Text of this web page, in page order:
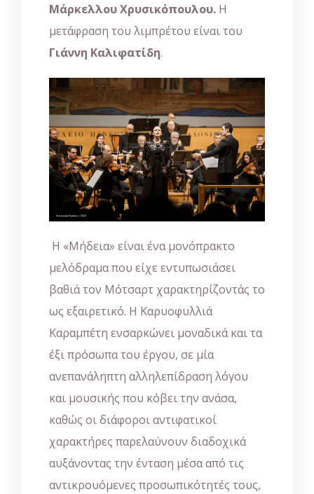
Μάρκελλου Χρυσικόπουλου. Η
μετάφραση του λιμπρέτου είναι του
Γιάννη Καλιφατίδη.
Η «Μήδεια» είναι ένα μονόπρακτο
μελόδραμα που είχε εντυπωσιάσει
βαθιά τον Μότσαρτ χαρακτηρίζοντάς το
ως εξαιρετικό. Η Καρυοφυλλιά
Καραμπέτη ενσαρκώνει μοναδικά και τα
έξι πρόσωπα του έργου, σε μία
ανεπανάληπτη αλληλεπίδραση λόγου
και μουσικής που κόβει την ανάσα,
καθώς οι διάφοροι αντιφατικοί
χαρακτήρες παρελαύνουν διαδοχικά
αυξάνοντας την ένταση μέσα από τις
αντικρουόμενες προσωπικότητές τους,